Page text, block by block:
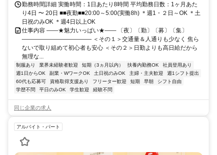
勤務時間詳細 実働時間：1日あたり8時間 平均勤務日数：1ヶ月あた
り4日 〜 20日 ■■夜勤■■20:00～5:00(実働8h) ＊週1・２日～OK ＊土
日祝のみOK ＊週4日以上OK
仕事内容 ――★魅力いっぱい★―― 〔夜〕〔勤〕〔募〕〔集〕
―――――――――――― ＜その１＞交通量＆人通りも少なく 焦ら
ないで取り組めて初心者も安心 ＜その２＞日勤よりも高日給だから
無理な...
制服あり 業界未経験者歓迎 短期（3ヵ月以内） 扶養内勤務OK
社員登用あり
週1日からOK
副業・WワークOK 土日祝のみOK 主婦・主夫歓迎
週1シフト提出
60代も応募可
資格取得支援あり フリーター歓迎 短期 早朝
シフト自由
学歴不問
平日のみOK 学生歓迎 経験不問
同じ企業の求人
アルバイト・パート